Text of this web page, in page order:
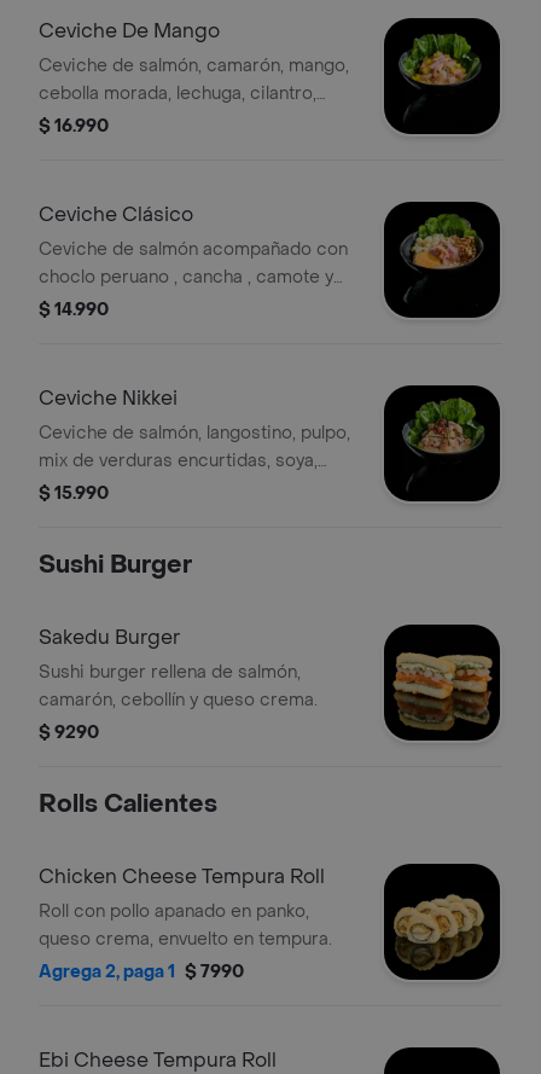
Ceviche De Mango
Ceviche de salmón, camarón, mango,
cebolla morada, lechuga, cilantro,
masago, limón, un toque de leche y
$ 16.990
Ceviche Clásico
Ceviche de salmón acompañado con
choclo peruano , cancha , camote y
lechuga.
$ 14.990
Ceviche Nikkei
Ceviche de salmón, langostino, pulpo,
mix de verduras encurtidas, soya,
aceite de sésamo y quinoa frita.
$ 15.990
Sushi Burger
Sakedu Burger
Sushi burger rellena de salmón,
camarón, cebollín y queso crema.
$ 9290
Rolls Calientes
Chicken Cheese Tempura Roll
Roll con pollo apanado en panko,
queso crema, envuelto en tempura.
Agrega 2, paga 1 $ 7990
Ebi Cheese Tempura Roll